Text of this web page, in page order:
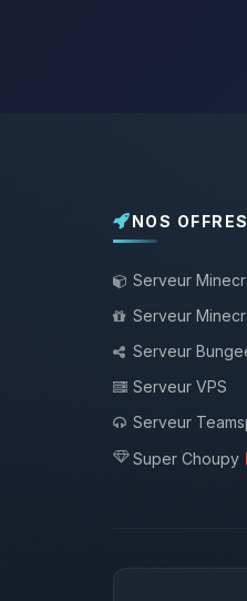
NOS OFFRES
Serveur
Serveur
Serveur
Serveur VPS
Serveur
Super Choupy